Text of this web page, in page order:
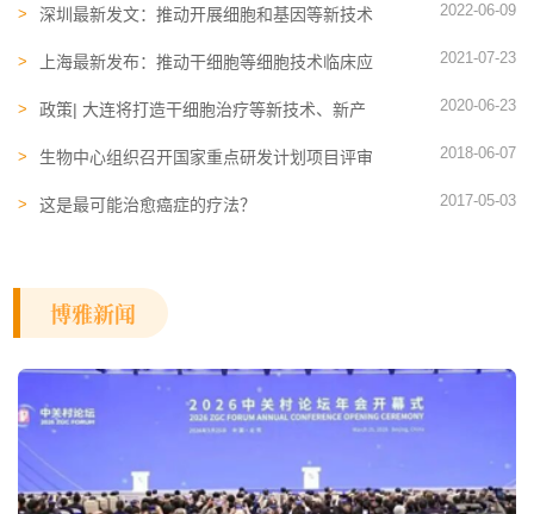
要求》团体标准（中国细胞生物学学会发布)
深圳最新发文：推动开展细胞和基因等新技术
2022-06-09
上海最新发布：推动干细胞等细胞技术临床应
2021-07-23
政策| 大连将打造干细胞治疗等新技术、新产
2020-06-23
生物中心组织召开国家重点研发计划项目评审
2018-06-07
这是最可能治愈癌症的疗法？ 2017-05-03
博雅新闻